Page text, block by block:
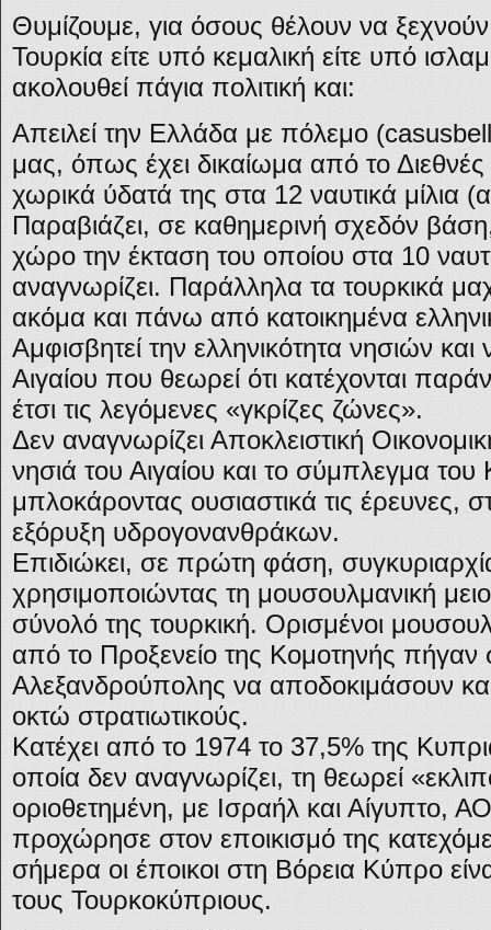
Θυμίζουμε, για όσους θέλουν να
Τουρκία είτε υπό κεμαλική είτε υπό
ακολουθεί πάγια πολιτική και:
Απειλεί την Ελλάδα με πόλεμο
μας, όπως έχει δικαίωμα από το Διεθνές
χωρικά ύδατά της στα 12 ναυτικά μίλια
Παραβιάζει, σε καθημερινή σχεδόν
χώρο την έκταση του οποίου στα 10
αναγνωρίζει. Παράλληλα τα τουρκικά
ακόμα και πάνω από κατοικημένα
Αμφισβητεί την ελληνικότητα νησιών
Αιγαίου που θεωρεί ότι κατέχονται
έτσι τις λεγόμενες «γκρίζες ζώνες».
Δεν αναγνωρίζει Αποκλειστική
νησιά του Αιγαίου και το σύμπλεγμα του
μπλοκάροντας ουσιαστικά τις έρευνες,
εξόρυξη υδρογονανθράκων.
Επιδιώκει, σε πρώτη φάση,
χρησιμοποιώντας τη μουσουλμανική
σύνολό της τουρκική. Ορισμένοι
από το Προξενείο της Κομοτηνής πήγαν
Αλεξανδρούπολης να αποδοκιμάσουν
οκτώ στρατιωτικούς.
Κατέχει από το 1974 το 37,5% της
οποία δεν αναγνωρίζει, τη θεωρεί
οριοθετημένη, με Ισραήλ και Αίγυπτο,
προχώρησε στον εποικισμό της
σήμερα οι έποικοι στη Βόρεια Κύπρο
τους Τουρκοκύπριους.